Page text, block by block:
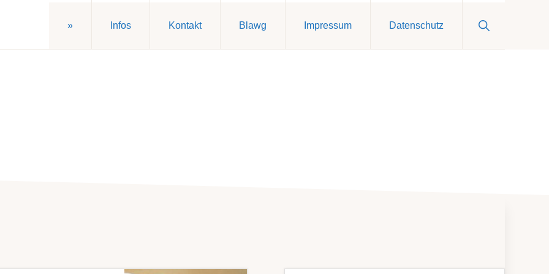
» Infos Kontakt Blawg Impressum Datenschutz
Show
Search